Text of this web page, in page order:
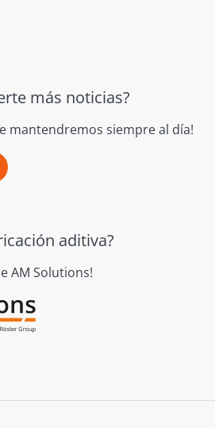
más noticias?
mantendremos siempre al día!
aditiva?
AM Solutions!